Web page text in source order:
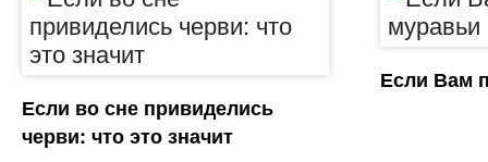
Если во сне привиделись
черви: что это значит
Если Вам